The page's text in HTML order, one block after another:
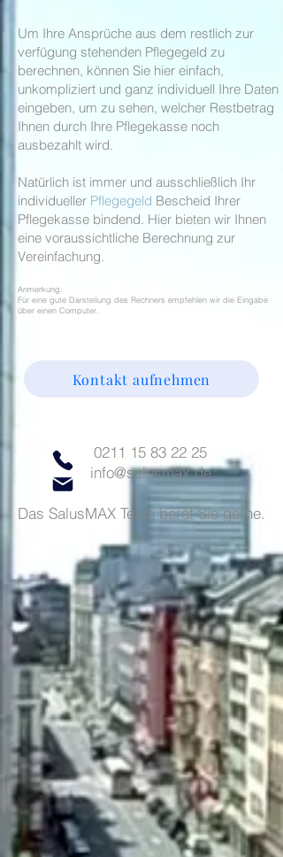
Um Ihre Ansprüche aus dem restlich zur
verfügung stehenden Pflegegeld zu
berechnen, können Sie hier einfach,
unkompliziert und ganz individuell Ihre Daten
eingeben, um zu sehen, welcher Restbetrag
Ihnen durch Ihre Pflegekasse noch
ausbezahlt wird.
Natürlich ist immer und ausschließlich Ihr
individueller Pflegegeld Bescheid Ihrer
Pflegekasse bindend. Hier bieten wir Ihnen
eine voraussichtliche Berechnung zur
Vereinfachung.
Anmerkung:
Für eine gute Darstellung des Rechners empfehlen wir die Eingabe
über einen Computer
Kontakt aufnehmen
0211 15 83 22 25
info@salusmax.de
Das SalusMAX Team berät Sie gerne.